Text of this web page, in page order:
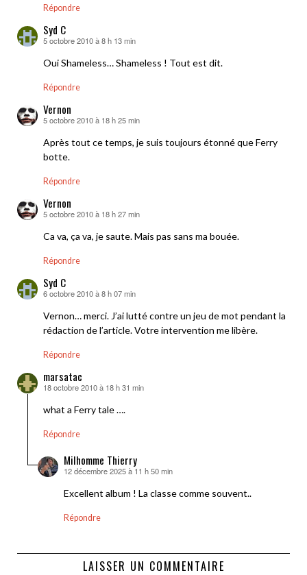
Répondre
Syd C
dit :
5 octobre 2010 à 8 h 13 min
Oui Shameless… Shameless ! Tout est dit.
Répondre
Vernon
dit :
5 octobre 2010 à 18 h 25 min
Après tout ce temps, je suis toujours étonné que Ferry
botte.
Répondre
Vernon
dit :
5 octobre 2010 à 18 h 27 min
Ca va, ça va, je saute. Mais pas sans ma bouée.
Répondre
Syd C
dit :
6 octobre 2010 à 8 h 07 min
Vernon… merci. J’ai lutté contre un jeu de mot pendant la
rédaction de l’article. Votre intervention me libère.
Répondre
marsatac
dit :
18 octobre 2010 à 18 h 31 min
what a Ferry tale ….
Répondre
Milhomme Thierry
dit :
12 décembre 2025 à 11 h 50 min
Excellent album ! La classe comme souvent..
Répondre
LAISSER UN COMMENTAIRE